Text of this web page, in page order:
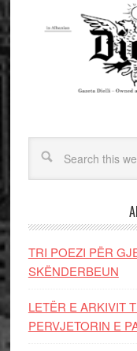
TRI POEZI PËR
SKËNDERBEUN
LETËR E ARKIVIT
PERVJETORIN E